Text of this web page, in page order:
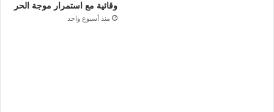
وقائية مع استمرار موجة الحر
منذ أسبوع واحد